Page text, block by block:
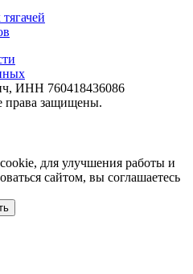
ИНН 760418436086
права защищены.
, для улучшения работы и
сайтом, вы соглашаетесь